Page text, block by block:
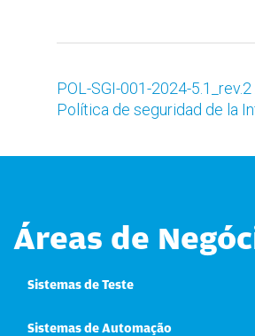
POL-SGI-001-2024-5.1_rev.2
Política de seguridad de la
Áreas de
Sistemas de Teste
Sistemas de Automação